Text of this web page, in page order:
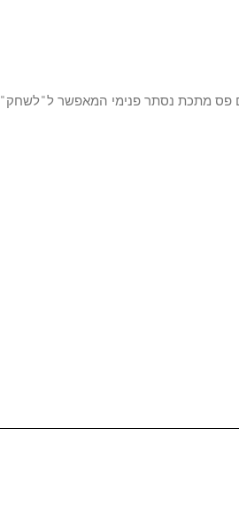
בגוון כאמל עם פס מתכת נסתר פנימי המאפשר ל"לשחק"